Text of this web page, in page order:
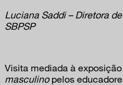
Luciana Saddi – Diretora
SBPSP
Visita mediada à exposição
masculinopelos